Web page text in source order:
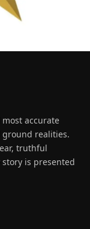
accurate
ground realities.
truthful
is presented